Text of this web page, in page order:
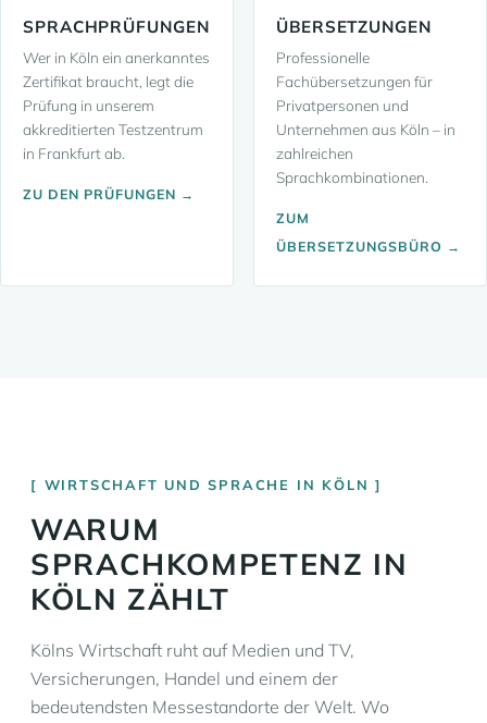
SPRACHPRÜFUNGEN
Wer in Köln ein anerkanntes
Zertifikat braucht, legt die
Prüfung in unserem
akkreditierten Testzentrum
in Frankfurt ab.
ZU DEN PRÜFUNGEN →
ÜBERSETZUNGEN
Professionelle
Fachübersetzungen für
Privatpersonen und
Unternehmen aus Köln – in
zahlreichen
Sprachkombinationen.
ZUM
ÜBERSETZUNGSBÜRO →
WIRTSCHAFT UND SPRACHE IN KÖLN
WARUM
SPRACHKOMPETENZ IN
KÖLN ZÄHLT
Kölns Wirtschaft ruht auf Medien und TV,
Versicherungen, Handel und einem der
bedeutendsten Messestandorte der Welt. Wo